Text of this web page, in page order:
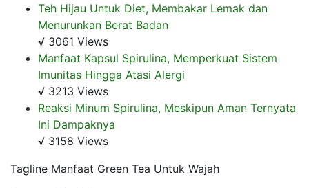
Teh Hijau Untuk Diet, Membakar Lemak dan
Menurunkan Berat Badan
√ 3061 Views
Manfaat Kapsul Spirulina, Memperkuat Sistem
Imunitas Hingga Atasi Alergi
√ 3213 Views
Reaksi Minum Spirulina, Meskipun Aman Ternyata
Ini Dampaknya
√ 3158 Views
Tagline Manfaat Green Tea Untuk Wajah